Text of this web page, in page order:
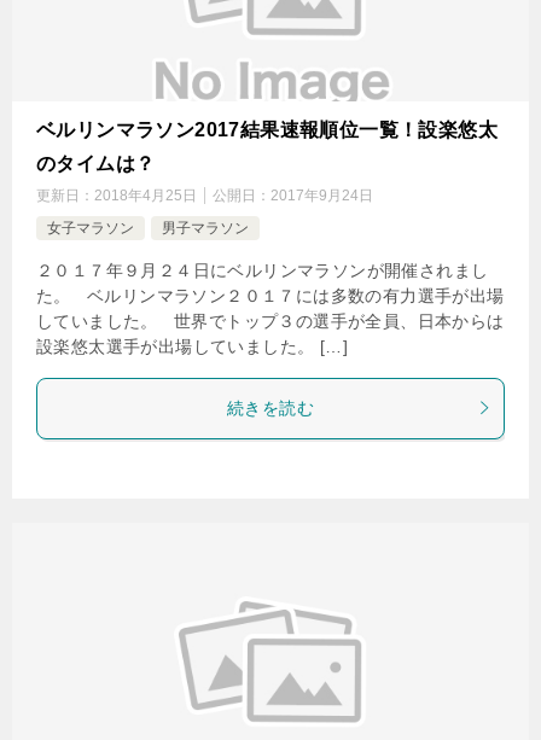
ベルリンマラソン2017結果速報順位一覧！設楽悠太
のタイムは？
更新日： 2018年4月25日 公開日： 2017年9月24日
女子マラソン
男子マラソン
２０１７年９月２４日にベルリンマラソンが開催されまし
た。 ベルリンマラソン２０１７には多数の有力選手が出場
していました。 世界でトップ３の選手が全員、日本からは
設楽悠太選手が出場していました。 […]
続きを読む